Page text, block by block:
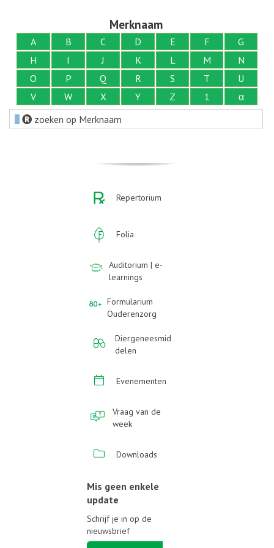
Merknaam
A B C D E F
G
H
I J K L M
N
O
P Q R S T
U
V
W X Y Z 1
α
zoeken op Merknaam
Repertorium
Folia
Auditorium | e-
learnings
Formularium
Ouderenzorg
Diergeneesmid
delen
Evenementen
Vraag van de
week
Downloads
Mis geen enkele
update
Schrijf je in op de
nieuwsbrief